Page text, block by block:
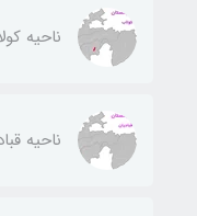
ناحيه
ناحيه